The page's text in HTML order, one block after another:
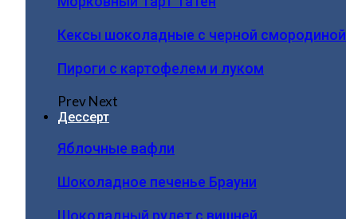
Кексы шоколадные с черной смородиной
Пироги c картофелем и луком
PrevNext
Дессерт
Яблочные вафли
Шоколадное печенье Брауни
Шоколадный рулет с вишней